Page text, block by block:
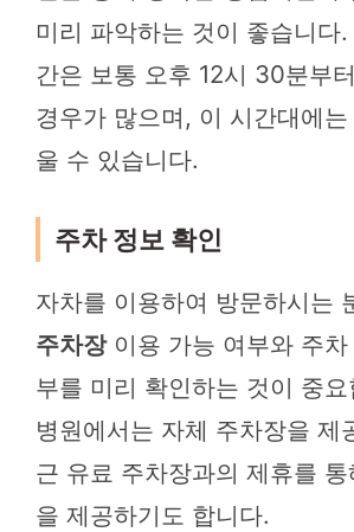
미리 파악하는 것이 좋습니다
간은 보통 오후 12시 30분부
경우가 많으며, 이 시간대에
울 수 있습니다.
주차 정보 확인
자차를 이용하여 방문하시는
주차장이용 가능 여부와 주차
부를 미리 확인하는 것이 중
병원에서는 자체 주차장을 제
근 유료 주차장과의 제휴를
을 제공하기도 합니다.